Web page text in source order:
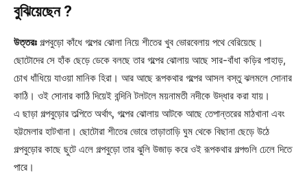
বুঝিয়েছেন ?
উত্তরঃ গল্পবুড়ো কাঁধে গল্পের ঝোলা নিয়ে শীতের খুব ভোরবেলায় পথে বেরিয়েছে।
ছোটোদের সে হাঁক ছেড়ে ডেকে বলছে তার গল্পের ঝোলায় আছে সার-বাঁধা কড়ির পাহাড়,
চোখ ধাঁধিয়ে যাওয়া মানিক হিরা। আর আছে রূপকথার গল্পের আসল বস্তু ঝলমলে সোনার
কাঠি। ওই সোনার কাঠি দিয়েই বন্দিনি টলটলে ময়নামতী নদীকে উদ্ধার করা যায়।
এ ছাড়া গল্পবুড়োর তল্পিতে অর্থাৎ, গল্পের ঝোলায় আটকে আছে তেপান্তরের মাঠখানা এবং
হট্টমেলার হাটখানা। ছোটোরা শীতের ভোরে তাড়াতাড়ি ঘুম থেকে বিছানা ছেড়ে উঠে
গল্পবুড়োর কাছে ছুটে এলে গল্পবুড়ো তার ঝুলি উজাড় করে ওই রূপকথার গল্পগুলি ঢেলে দিতে
পারে।